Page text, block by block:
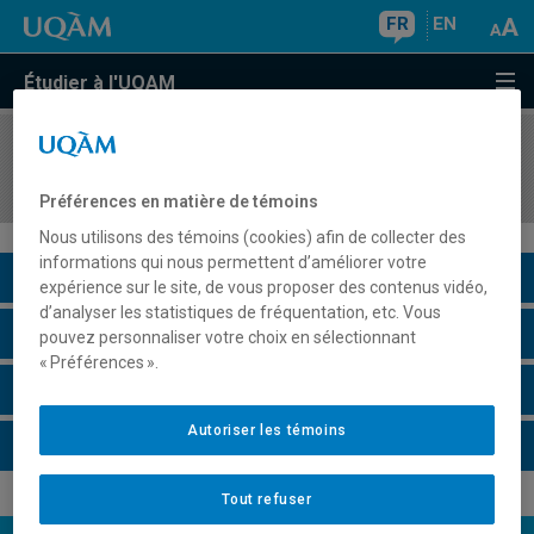
FR EN
Étudier à l'UQAM
COURS//
Description du cours
Horaire - Été 2026
Préférences en matière de témoins
Nous utilisons des témoins (cookies) afin de collecter des
informations qui nous permettent d’améliorer votre
expérience sur le site, de vous proposer des contenus vidéo,
d’analyser les statistiques de fréquentation, etc. Vous
pouvez personnaliser votre choix en sélectionnant
« Préférences ».
Tout refuser
Autoriser les témoins